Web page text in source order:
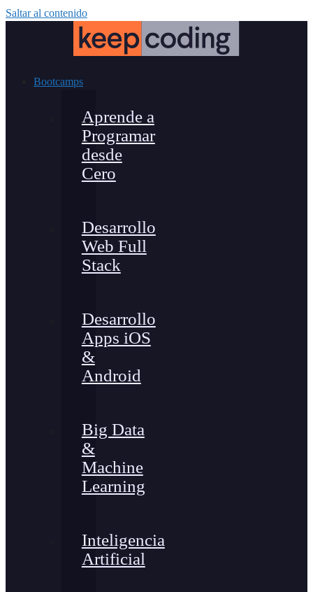
Saltar al contenido
Bootcamps
Aprende a
Programar
desde
Cero
Desarrollo
Web Full
Stack
Desarrollo
Apps iOS
&
Android
Big Data
&
Machine
Learning
Inteligencia
Artificial